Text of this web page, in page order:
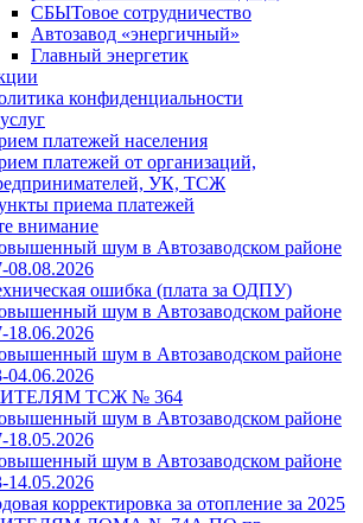
СБЫТовое сотрудничество
Автозавод «энергичный»
Главный энергетик
конфиденциальности
платежей населения
платежей от организаций,
УК, ТСЖ
приема платежей
внимание
шум в Автозаводском районе
08.08.2026
ошибка (плата за ОДПУ)
шум в Автозаводском районе
18.06.2026
шум в Автозаводском районе
04.06.2026
ТСЖ № 364
шум в Автозаводском районе
18.05.2026
шум в Автозаводском районе
14.05.2026
корректировка за отопление за 2025